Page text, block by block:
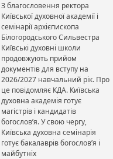
З благословення ректора
Київської духовної академії і
семінарії архієпископа
Білогородського Сильвестра
Київські духовні школи
продовжують прийом
документів для вступу на
2026/2027 навчальний рік. Про
це повідомляє КДА. Київська
духовна академія готує
магістрів і кандидатів
богослов’я. У свою чергу,
Київська духовна семінарія
готує бакалаврів богослов’я і
майбутніх